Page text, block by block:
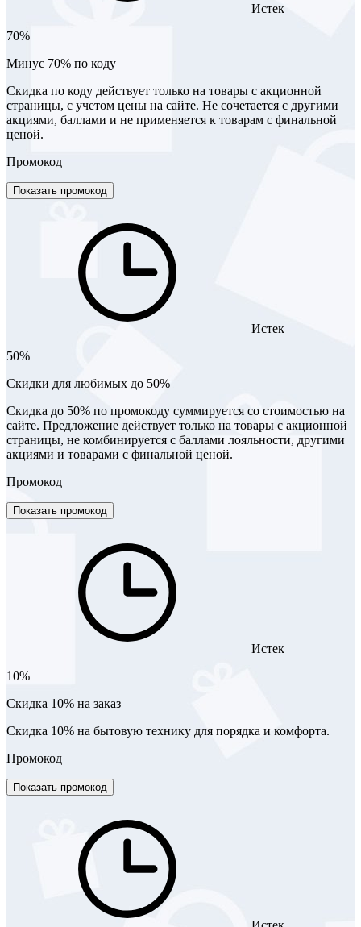
Истек
70%
Минус 70% по коду
Скидка по коду действует только на товары с акционной
страницы, с учетом цены на сайте. Не сочетается с другими
акциями, баллами и не применяется к товарам с финальной
ценой.
Промокод
Показать промокод
Истек
50%
Скидки для любимых до 50%
Скидка до 50% по промокоду суммируется со стоимостью на
сайте. Предложение действует только на товары с акционной
страницы, не комбинируется с баллами лояльности, другими
акциями и товарами с финальной ценой.
Промокод
Показать промокод
Истек
10%
Скидка 10% на заказ
Скидка 10% на бытовую технику для порядка и комфорта.
Промокод
Показать промокод